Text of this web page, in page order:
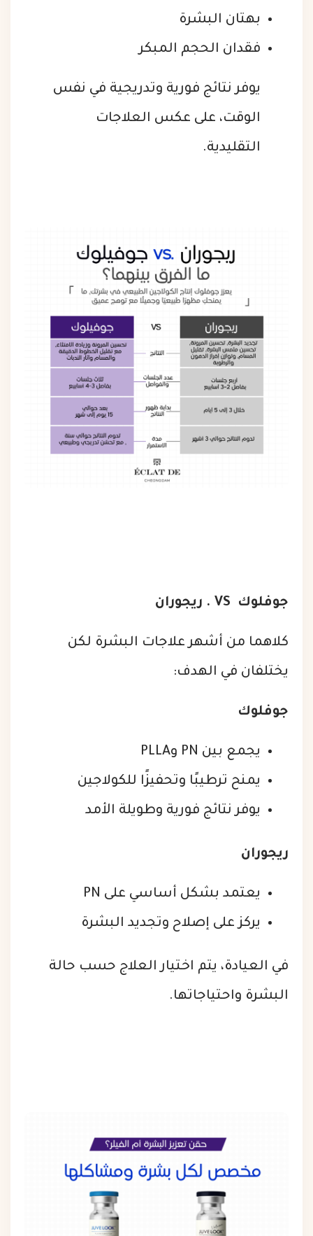
بهتان البشرة
فقدان الحجم المبكر
يوفر نتائج فورية وتدريجية في نفس
الوقت، على عكس العلاجات
التقليدية.
جوفلوك VS . ريجوران
كلاهما من أشهر علاجات البشرة لكن
يختلفان في الهدف:
جوفلوك
يجمع بين PN وPLLA
يمنح ترطيبًا وتحفيزًا للكولاجين
يوفر نتائج فورية وطويلة الأمد
ريجوران
يعتمد بشكل أساسي على PN
يركز على إصلاح وتجديد البشرة
في العيادة، يتم اختيار العلاج حسب حالة
البشرة واحتياجاتها.